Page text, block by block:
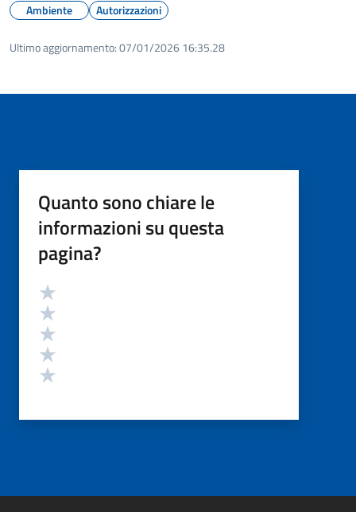
Ambiente Autorizzazioni
Ultimo aggiornamento:07/01/2026 16:35.28
Quanto sono chiare le
informazioni su questa
pagina?
Valutazione